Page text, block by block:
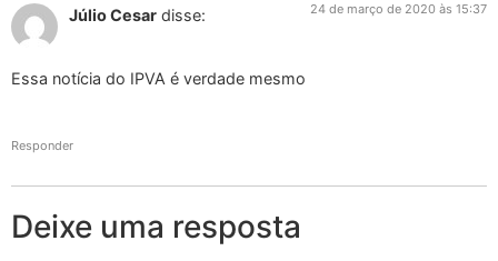
Júlio Cesar disse: 24 de março de 2020 às 15:37
Essa notícia do IPVA é verdade mesmo
Responder
Deixe uma resposta